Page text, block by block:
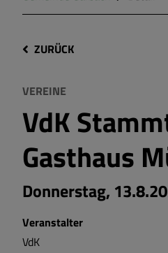
ZURÜCK
VEREINE
VdK
Gasthaus
Donnerstag,
Veranstalter
VdK